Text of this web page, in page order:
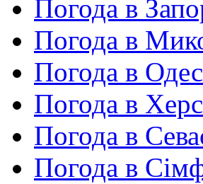
Погода в
Погода в
Погода в
Погода в
Погода в
Погода в